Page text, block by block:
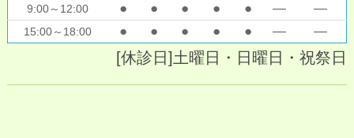
9:00～12:00 ● ● ● ● ● ― ―
15:00～18:00 ● ● ● ● ● ― ―
[休診日]土曜日・日曜日・祝祭日